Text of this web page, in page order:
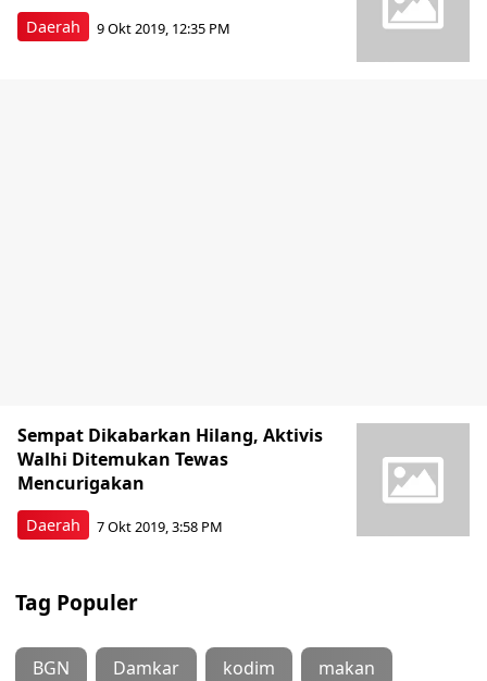
Daerah 9 Okt 2019, 12:35 PM
Daerah
Sempat Dikabarkan Hilang, Aktivis
Walhi Ditemukan Tewas
Mencurigakan
7 Okt 2019, 3:58 PM
Tag Populer
BGN Damkar kodim makan